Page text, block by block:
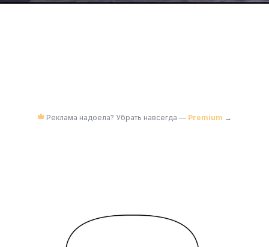
Реклама надоела? Убрать навсегда — Premium →